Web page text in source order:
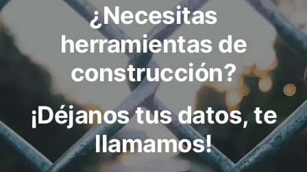
¿Necesitas
herramientas de
construcción?
¡Déjanos tus datos, te
llamamos!